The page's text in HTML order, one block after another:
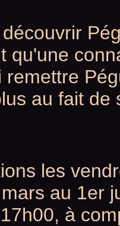
qu'une
remettre
au fait
les
au 1er
à